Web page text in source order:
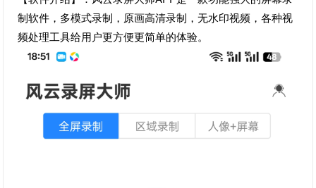
制软件，多模式录制，原画高清录制，无水印视频，各种视
频处理工具给用户更方便更简单的体验。